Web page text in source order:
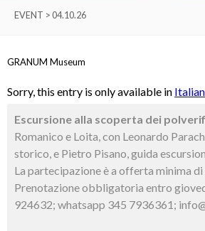
EVENT > 04.10.26
GRANUM Museum
Sorry, this entry is only available in Italian
Escursione alla scoperta dei
Romanico e Loita, con Leonardo
storico, e Pietro Pisano, guida
La partecipazione è a offerta minima di
Prenotazione obbligatoria entro
924632; whatsapp 345 7936361;